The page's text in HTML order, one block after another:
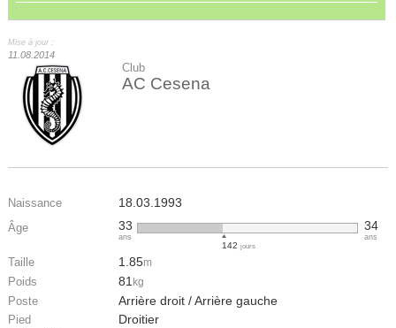
Mise à jour :
11.08.2014
Club
AC Cesena
Naissance 18.03.1993
Âge 33
ans
142jours
34
ans
Taille 1.85m
Poids 81 kg
Poste Arrière droit / Arrière gauche
Pied Droitier